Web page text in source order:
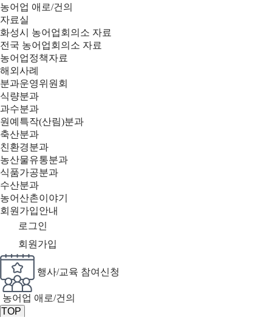
농어업 애로/건의
자료실
화성시 농어업회의소 자료
전국 농어업회의소 자료
농어업정책자료
해외사례
분과운영위원회
식량분과
과수분과
원예특작(산림)분과
축산분과
친환경분과
농산물유통분과
식품가공분과
수산분과
농어산촌이야기
회원가입안내
로그인
회원가입
행사/교육 참여신청
농어업 애로/건의
TOP